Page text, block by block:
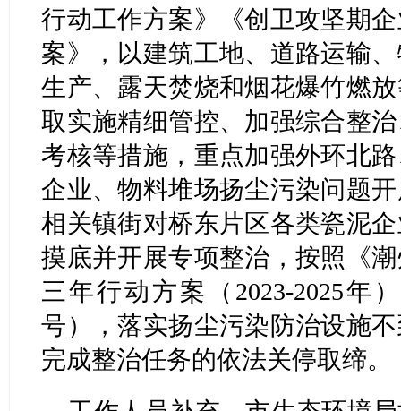
行动工作方案》《创卫攻坚期
案》，以建筑工地、道路运输
生产、露天焚烧和烟花爆竹燃
取实施精细管控、加强综合整
考核等措施，重点加强外环北
企业、物料堆场扬尘污染问题
相关镇街对桥东片区各类瓷泥
摸底并开展专项整治，按照《
三年行动方案（2023-2025年
号），落实扬尘污染防治设施
完成整治任务的依法关停取缔。